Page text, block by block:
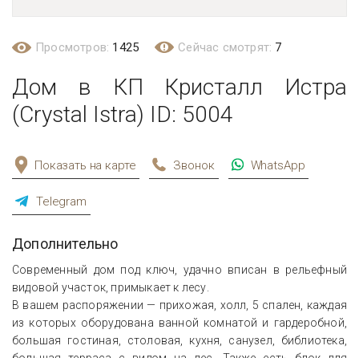
Просмотров: 1425 Сейчас смотрят: 7
Дом в КП Кристалл Истра
(Crystal Istra) ID: 5004
Показать на карте Звонок WhatsApp
Telegram
Дополнительно
Современный дом под ключ, удачно вписан в рельефный
видовой участок, примыкает к лесу.
В вашем распоряжении — прихожая, холл, 5 спален, каждая
из которых оборудована ванной комнатой и гардеробной,
большая гостиная, столовая, кухня, санузел, библиотека,